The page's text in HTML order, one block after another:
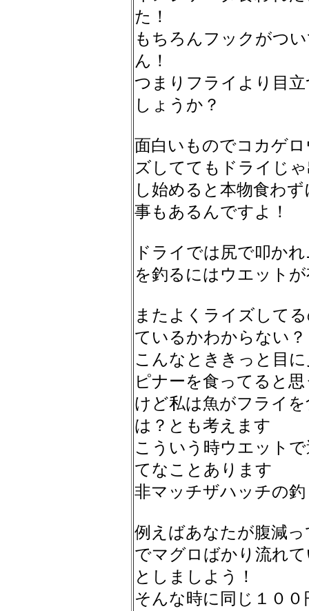
た！
もちろんフックがつ
ん！
つまりフライより目
しょうか？
面白いものでコカゲ
ズしててもドライじ
し始めると本物食わ
事もあるんですよ！
ドライでは尻で叩か
を釣るにはウエット
またよくライズして
ているかわからない？
こんなとききっと目
ピナーを食ってると
けど私は魚がフライ
は？とも考えます
こういう時ウエット
てなことあります
非マッチザハッチの
例えばあなたが腹減
でマグロばかり流れ
としましよう！
そんな時に同じ１０